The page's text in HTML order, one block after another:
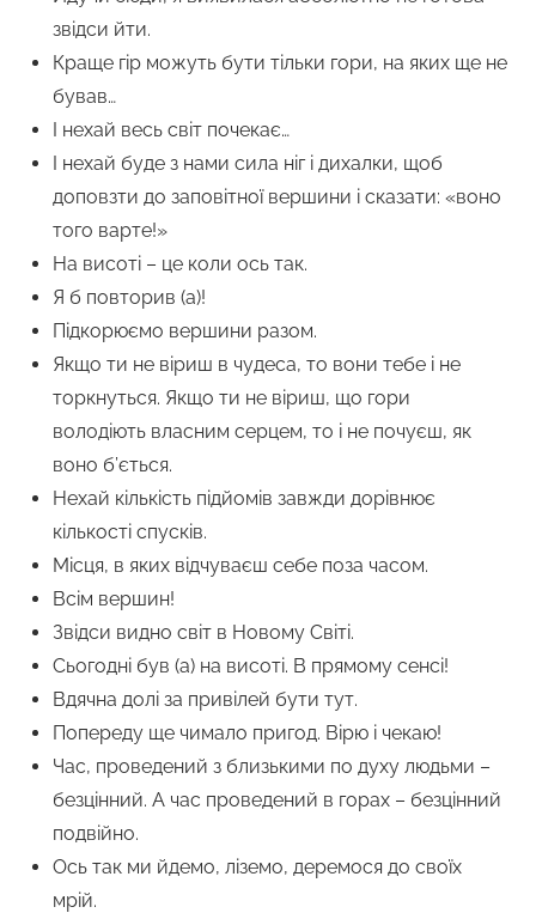
звідси йти.
Краще гір можуть бути тільки гори, на яких ще не
бував…
І нехай весь світ почекає…
І нехай буде з нами сила ніг і дихалки, щоб
доповзти до заповітної вершини і сказати: «воно
того варте!»
На висоті – це коли ось так.
Я б повторив (а)!
Підкорюємо вершини разом.
Якщо ти не віриш в чудеса, то вони тебе і не
торкнуться. Якщо ти не віриш, що гори
володіють власним серцем, то і не почуєш, як
воно б’ється.
Нехай кількість підйомів завжди дорівнює
кількості спусків.
Місця, в яких відчуваєш себе поза часом.
Всім вершин!
Звідси видно світ в Новому Світі.
Сьогодні був (а) на висоті. В прямому сенсі!
Вдячна долі за привілей бути тут.
Попереду ще чимало пригод. Вірю і чекаю!
Час, проведений з близькими по духу людьми –
безцінний. А час проведений в горах – безцінний
подвійно.
Ось так ми йдемо, ліземо, деремося до своїх
мрій.